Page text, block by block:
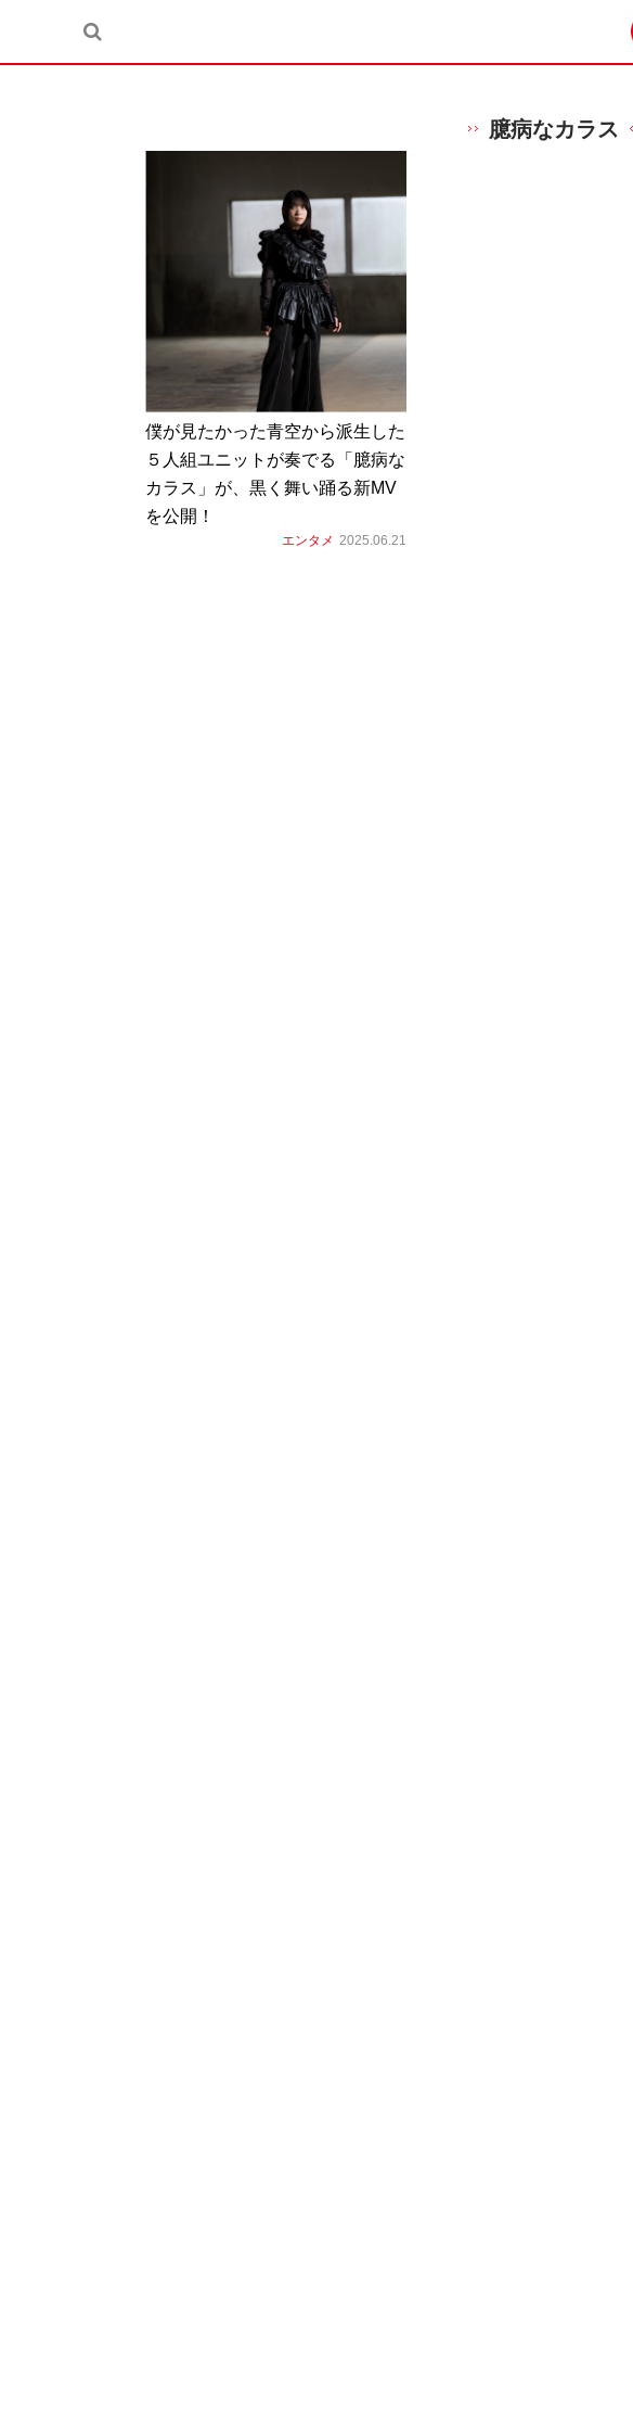
臆病なカラス
僕が見たかった青空から派生した
５人組ユニットが奏でる「臆病な
カラス」が、黒く舞い踊る新MV
を公開！
エンタメ 2025.06.21